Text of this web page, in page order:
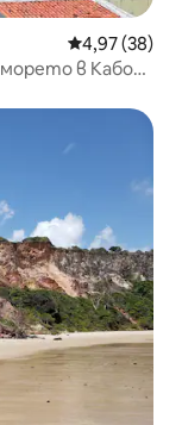
Средна
4,97 (38)
в Кабо